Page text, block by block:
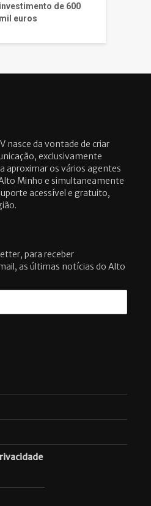
investimento de 600
mil euros
nasce da vontade de criar
exclusivamente
aproximar os vários agentes
Minho e simultaneamente
acessível e gratuito,
para receber
as últimas notícias do Alto